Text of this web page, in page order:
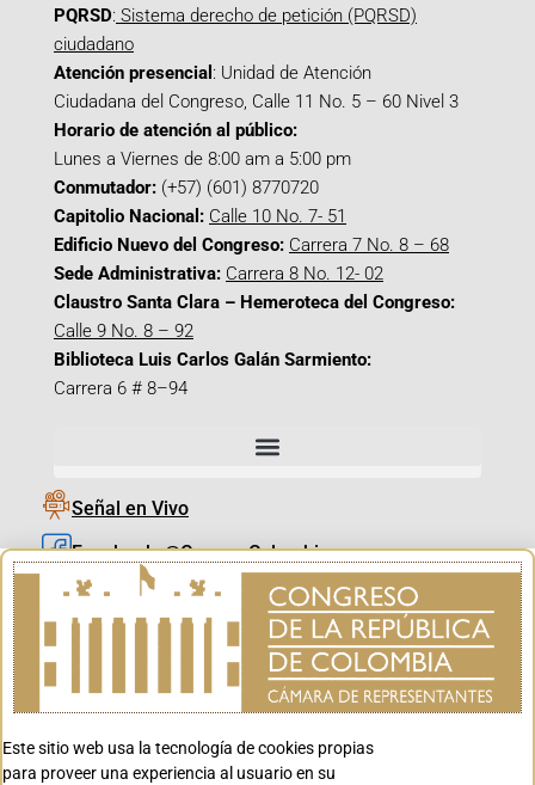
PQRSD: Sistema derecho de petición (PQRSD)
ciudadano
Atención presencial : Unidad de Atención
Ciudadana del Congreso, Calle 11 No. 5 – 60 Nivel 3
Horario de atención al público:
Lunes a Viernes de 8:00 am a 5:00 pm
Conmutador: (+57) (601) 8770720
Capitolio Nacional: Calle 10 No. 7- 51
Edificio Nuevo del Congreso: Carrera 7 No. 8 – 68
Sede Administrativa: Carrera 8 No. 12- 02
Claustro Santa Clara – Hemeroteca del Congreso:
Calle 9 No. 8 – 92
Biblioteca Luis Carlos Galán Sarmiento:
Carrera 6 # 8–94
Señal en Vivo
Facebook_@CamaraColombia
Instagram_@CamaraColombia
X_@CamaraColombia
Youtube_@CamaraColombia
Youtube_@CanalCongreso
Este sitio web usa la tecnología de cookies propias
para proveer una experiencia al usuario en su